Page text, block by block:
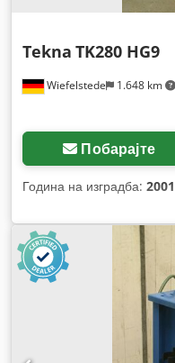
Wiefelstede 1.648 km
Tekna TK280 HG9
Побарајте
Година на изградба: 2001